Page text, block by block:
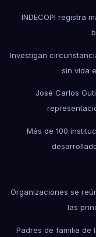
INDECOPI registra
Investigan
sin vida
José Carlos
Más de 100
Organizaciones se
las
Padres de familia de